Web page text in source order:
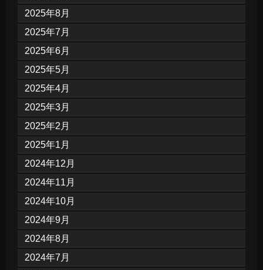
2025年8月
2025年7月
2025年6月
2025年5月
2025年4月
2025年3月
2025年2月
2025年1月
2024年12月
2024年11月
2024年10月
2024年9月
2024年8月
2024年7月